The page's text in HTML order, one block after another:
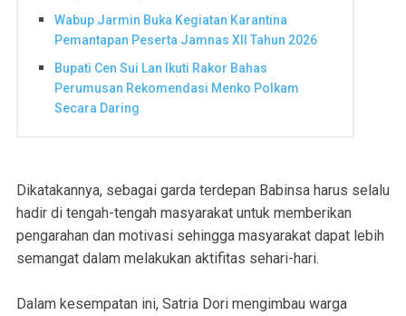
Wabup Jarmin Buka Kegiatan Karantina
Pemantapan Peserta Jamnas XII Tahun 2026
Bupati Cen Sui Lan Ikuti Rakor Bahas
Perumusan Rekomendasi Menko Polkam
Secara Daring
Dikatakannya, sebagai garda terdepan Babinsa harus selalu
hadir di tengah-tengah masyarakat untuk memberikan
pengarahan dan motivasi sehingga masyarakat dapat lebih
semangat dalam melakukan aktifitas sehari-hari.
Dalam kesempatan ini, Satria Dori mengimbau warga